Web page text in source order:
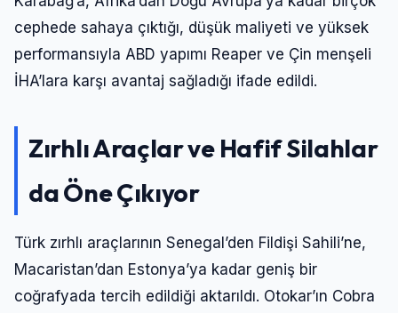
cephede sahaya çıktığı, düşük maliyeti ve yüksek
performansıyla ABD yapımı Reaper ve Çin menşeli
İHA’lara karşı avantaj sağladığı ifade edildi.
Zırhlı Araçlar ve Hafif Silahlar
da Öne Çıkıyor
Türk zırhlı araçlarının Senegal’den Fildişi Sahili’ne,
Macaristan’dan Estonya’ya kadar geniş bir
coğrafyada tercih edildiği aktarıldı. Otokar’ın Cobra